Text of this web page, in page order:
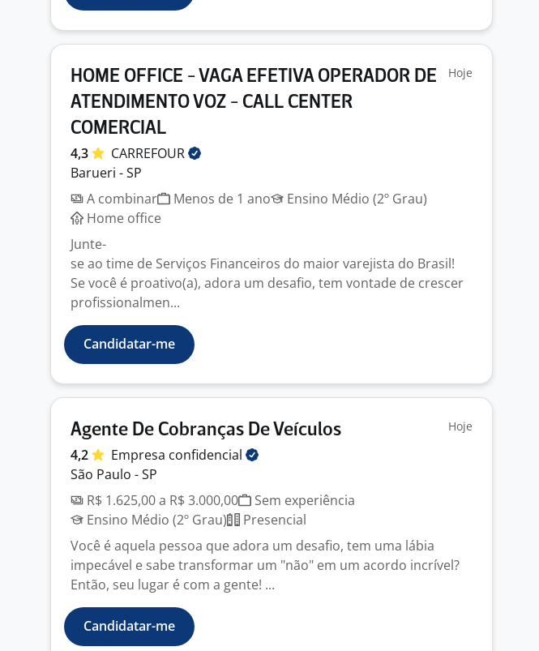
HOME OFFICE - VAGA EFETIVA OPERADOR DE
ATENDIMENTO VOZ - CALL CENTER
COMERCIAL
Hoje
4,3
CARREFOUR
Barueri - SP
A combinar
Menos de 1 ano
Ensino Médio (2º Grau)
Home office
Junte-
se ao time de Serviços Financeiros do maior varejista do Brasil!
Se você é proativo(a), adora um desafio, tem vontade de crescer
profissionalmen...
Candidatar-me
Agente De Cobranças De Veículos Hoje
4,2 Empresa confidencial
São Paulo - SP
R$ 1.625,00 a R$ 3.000,00
Sem experiência
Ensino Médio (2º Grau)
Presencial
Você é aquela pessoa que adora um desafio, tem uma lábia
impecável e sabe transformar um "não" em um acordo incrível?
Então, seu lugar é com a gente! ...
Candidatar-me